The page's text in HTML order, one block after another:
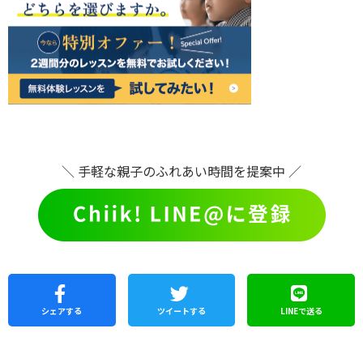
＼ 手軽な親子のふれあい時間を提案中 ／
シェアする ツイートする LINEで送る